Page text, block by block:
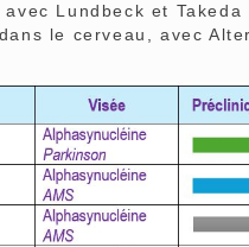
Lundbeck et Takeda
le cerveau, avec